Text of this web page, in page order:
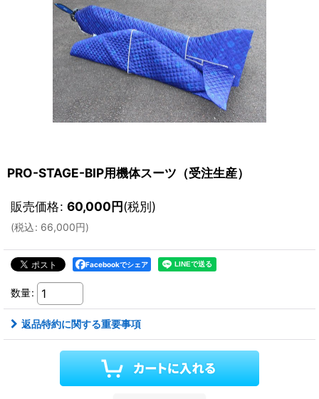
PRO-STAGE-BIP用機体スーツ（受注生産）
販売価格: 60,000円(税別)
(税込: 66,000円)
Facebookでシェア
数量:
返品特約に関する重要事項